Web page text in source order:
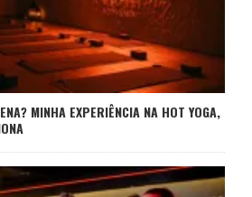
MINHA EXPERIÊNCIA NA HOT YOGA,